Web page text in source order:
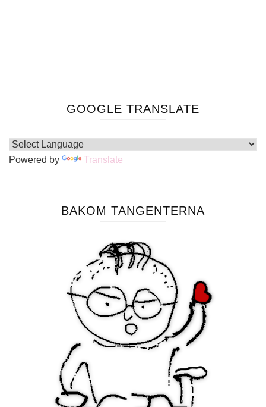
GOOGLE TRANSLATE
Powered by Translate
BAKOM TANGENTERNA